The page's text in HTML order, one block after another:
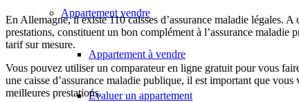
Appartement vendre
Appartement à vendre
Évaluer un appartement
En Allemagne, il existe 110 caisses d’assurance maladie légales.
prestations, constituent un bon complément à l’assurance maladie
tarif sur mesure.
Vous pouvez utiliser un comparateur en ligne gratuit pour vous
une caisse d’assurance maladie publique, il est important que
meilleures prestations.